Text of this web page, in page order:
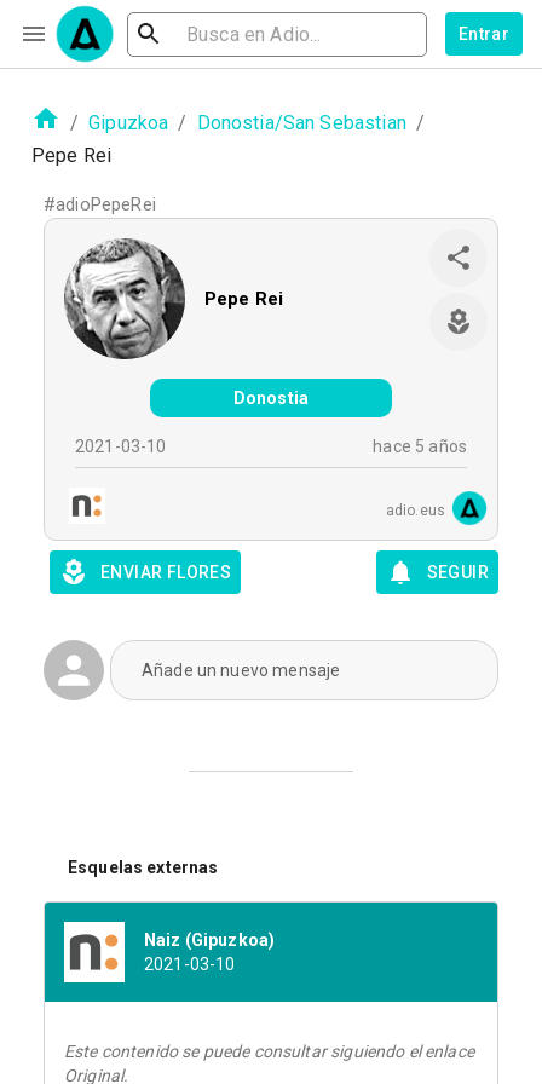
Entrar
/ Gipuzkoa / Donostia/San Sebastian /
Pepe Rei
#adioPepeRei
Pepe Rei
Donostia
2021-03-10 hace 5 años
adio.eus
ENVIAR FLORES SEGUIR
Añade un nuevo mensaje
Esquelas externas
Naiz (Gipuzkoa)
2021-03-10
Este contenido se puede consultar siguiendo el enlace
Original.